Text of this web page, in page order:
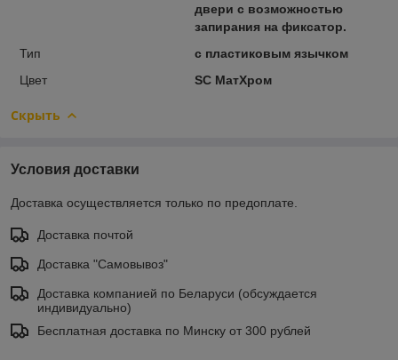
двери с возможностью
запирания на фиксатор.
Тип
с пластиковым язычком
Цвет
SC МатХром
Скрыть
Условия доставки
Доставка осуществляется только по предоплате.
Доставка почтой
Доставка "Самовывоз"
Доставка компанией по Беларуси (обсуждается
индивидуально)
Бесплатная доставка по Минску от 300 рублей